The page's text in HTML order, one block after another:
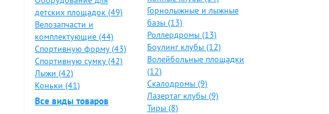
детских площадок (49)
Велозапчасти и
комплектующие (44)
Спортивную форму (43)
Спортивную сумку (42)
Лыжи (42)
Коньки (41)
Все виды товаров
Горнолыжные и лыжные
базы (13)
Роллердромы (13)
Боулинг клубы (12)
Волейбольные площадки
(12)
Скалодромы (9)
Лазертаг клубы (9)
Тиры (8)